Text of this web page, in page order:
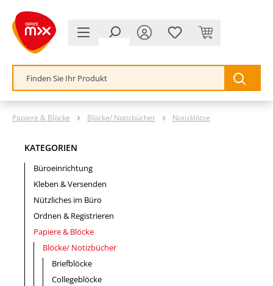
springen
Papiere & Blöcke Blöcke/ Notizbücher Notizklötze
KATEGORIEN
Büroeinrichtung
Kleben & Versenden
Nützliches im Büro
Ordnen & Registrieren
Papiere & Blöcke
Blöcke/ Notizbücher
Briefblöcke
Collegeblöcke